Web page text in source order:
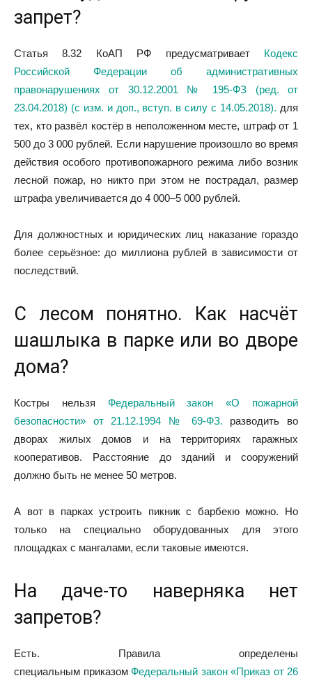
запрет?
Статья 8.32 КоАП РФ предусматривает Кодекс
Российской Федерации об административных
правонарушениях от 30.12.2001 № 195-ФЗ (ред. от
23.04.2018) (с изм. и доп., вступ. в силу с 14.05.2018). для
тех, кто развёл костёр в неположенном месте, штраф от 1
500 до 3 000 рублей. Если нарушение произошло во время
действия особого противопожарного режима либо возник
лесной пожар, но никто при этом не пострадал, размер
штрафа увеличивается до 4 000–5 000 рублей.
Для должностных и юридических лиц наказание гораздо
более серьёзное: до миллиона рублей в зависимости от
последствий.
С лесом понятно. Как насчёт
шашлыка в парке или во дворе
дома?
Костры нельзя Федеральный закон «О пожарной
безопасности» от 21.12.1994 № 69-ФЗ. разводить во
дворах жилых домов и на территориях гаражных
кооперативов. Расстояние до зданий и сооружений
должно быть не менее 50 метров.
А вот в парках устроить пикник с барбекю можно. Но
только на специально оборудованных для этого
площадках с мангалами, если таковые имеются.
На даче-то наверняка нет
запретов?
Есть. Правила определены
специальным приказом Федеральный закон «Приказ от 26